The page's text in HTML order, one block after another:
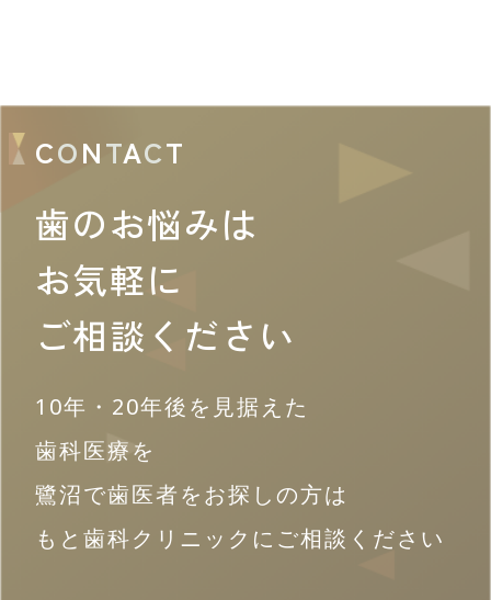
CONTACT
歯のお悩みは
お気軽に
ご相談ください
10年・20年後を見据えた
歯科医療を
鷺沼で歯医者をお探しの方は
もと歯科クリニックにご相談ください